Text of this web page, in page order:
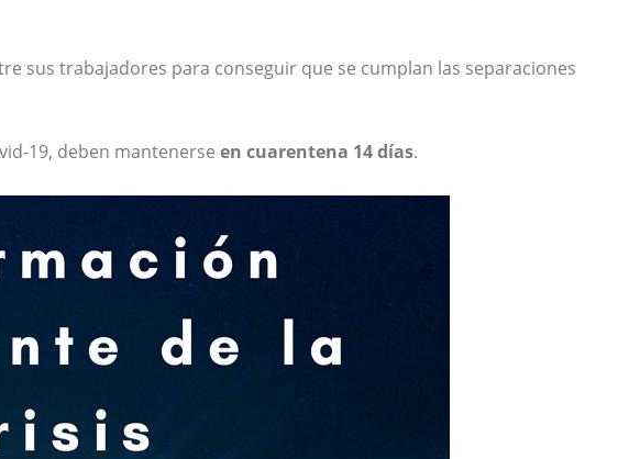
sus trabajadores para conseguir que se cumplan las separaciones
19, deben mantenerse en cuarentena 14 días.